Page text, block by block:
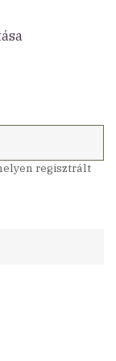
regisztrált